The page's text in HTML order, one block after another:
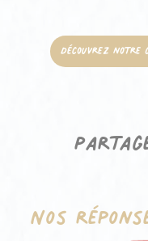
Découvrez notre
Nos